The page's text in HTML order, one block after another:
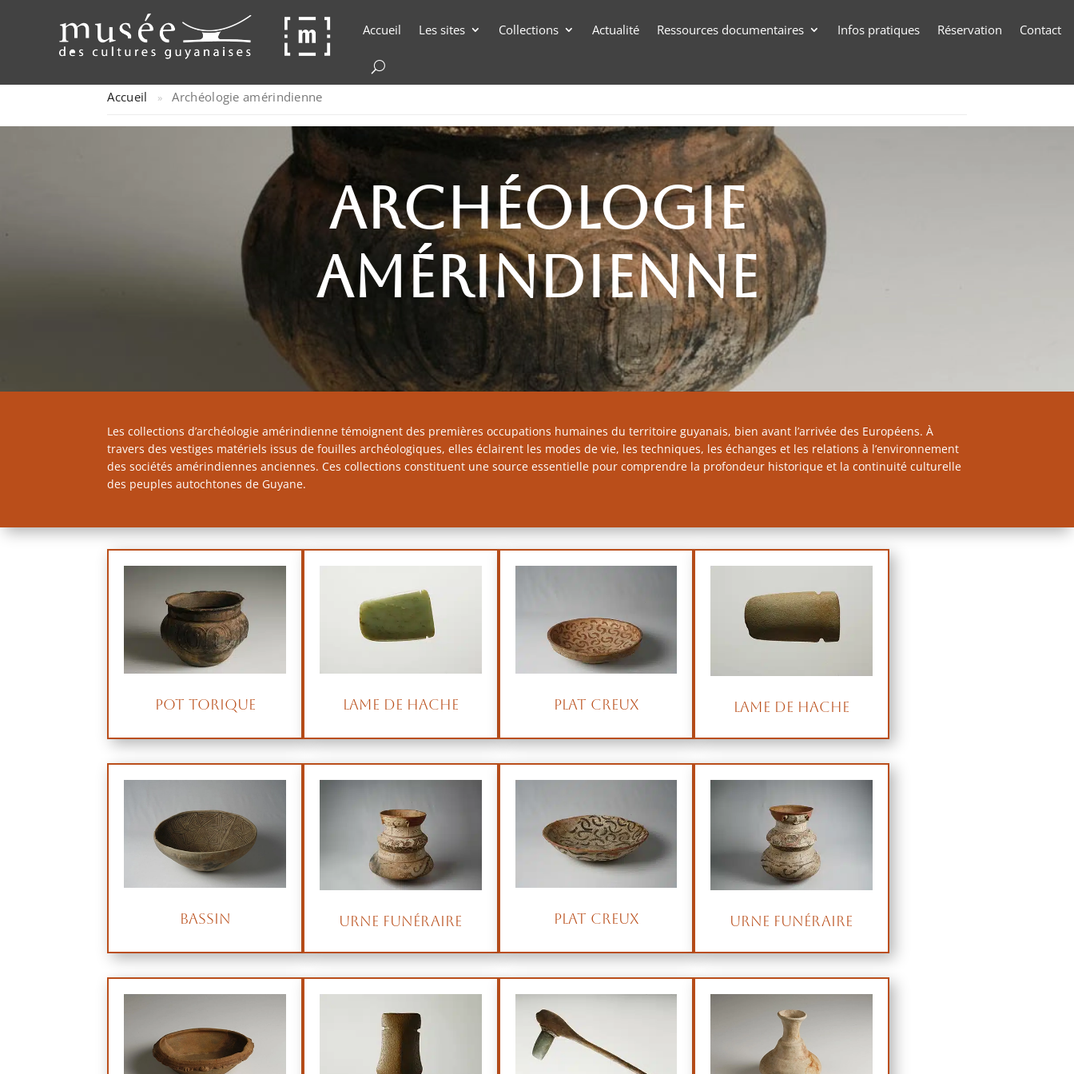
Accueil Les sites Collections Actualité Ressources documentaires Infos pratiques Réservation Contact
Accueil » Archéologie amérindienne
archéologie
amérindienne
Les collections d’archéologie amérindienne témoignent des premières occupations humaines du territoire guyanais, bien avant l’arrivée des Européens. À
travers des vestiges matériels issus de fouilles archéologiques, elles éclairent les modes de vie, les techniques, les échanges et les relations à l’environnement
des sociétés amérindiennes anciennes. Ces collections constituent une source essentielle pour comprendre la profondeur historique et la continuité culturelle
des peuples autochtones de Guyane.
Pot torique Lame de hache Plat creux Lame de hache
Bassin Urne funéraire Plat creux Urne funéraire